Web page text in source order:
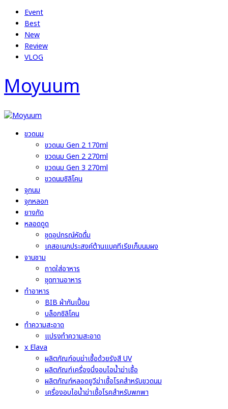
Menu
Event
Best
New
Review
VLOG
Moyuum
ขวดนม
ขวดนม Gen 2 170ml
ขวดนม Gen 2 270ml
ขวดนม Gen 3 270ml
ขวดนมซิลิโคน
จุกนม
จุกหลอก
ยางกัด
หลอดดูด
ชุดอุปกรณ์หัดดื่ม
เคสอเนกประสงค์ต้านแบคทีเรียเก็บนมผง
จานชาม
ถาดใส่อาหาร
ชุดทานอาหาร
ทำอาหาร
BIB ผ้ากันเปื้อน
บล็อกซิลิโคน
ทำความสะอาด
แปรงทำความสะอาด
x Elava
ผลิตภัณฑ์อบฆ่าเชื้อด้วยรังสี UV
ผลิตภัณฑ์เครื่องนึ่งอบไอน้ำฆ่าเชื้อ
ผลิตภัณฑ์หลอดยูวีฆ่าเชื้อโรคสำหรับขวดนม
เครื่องอบไอน้ำฆ่าเชื้อโรคสำหรับพกพา